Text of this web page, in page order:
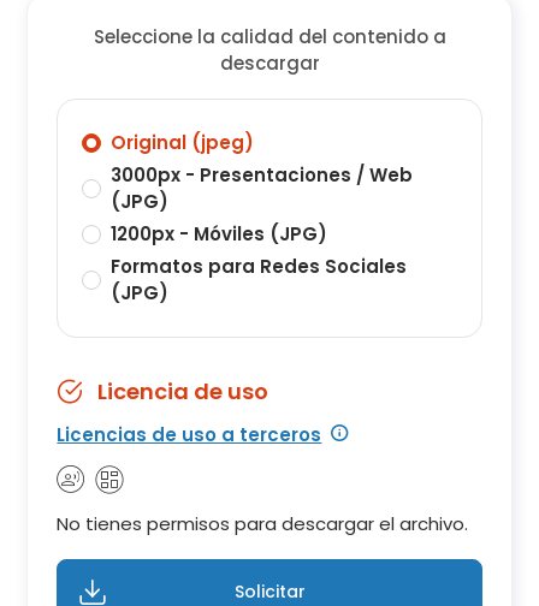
Seleccione la calidad del contenido a
descargar
Original (jpeg)
3000px - Presentaciones / Web
(JPG)
1200px - Móviles (JPG)
Formatos para Redes Sociales
(JPG)
Licencia de uso
Licencias de uso a terceros
No tienes permisos para descargar el archivo.
Solicitar